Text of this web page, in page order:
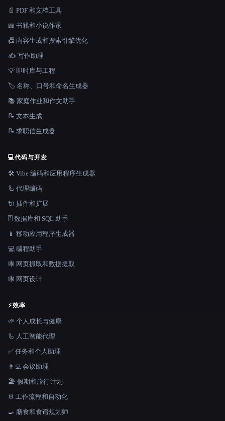
📄 PDF 和文档工具
📖 书籍和小说作家
📠 内容生成和搜索引擎优化
✍️ 写作助理
💡 即时库与工程
🏷️ 名称、口号和命名生成器
📚 家庭作业和作文助手
📝 文本生成
📝 求职信生成器
💻代码与开发
🛠️ Vibe 编码和应用程序生成器
🦾 代理编码
🔌 插件和扩展
🗄️ 数据库和 SQL 助手
📱 移动应用程序生成器
💻 编程助手
🕸️ 网页抓取和数据提取
🕸 网页设计
⚡效率
🌱 个人成长与健康
🦾 人工智能代理
✅ 任务和个人助理
👨‍💻 会议助理
🏖 假期和旅行计划
⚙️ 工作流程和自动化
🍳 膳食和食谱规划师